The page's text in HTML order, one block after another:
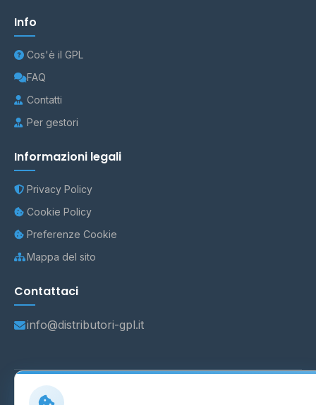
Info
Cos'è il GPL
FAQ
Contatti
Per gestori
Informazioni legali
Privacy Policy
Cookie Policy
Preferenze Cookie
Mappa del sito
Contattaci
info@distributori-gpl.it
© 2026 - Distributori di GPL -